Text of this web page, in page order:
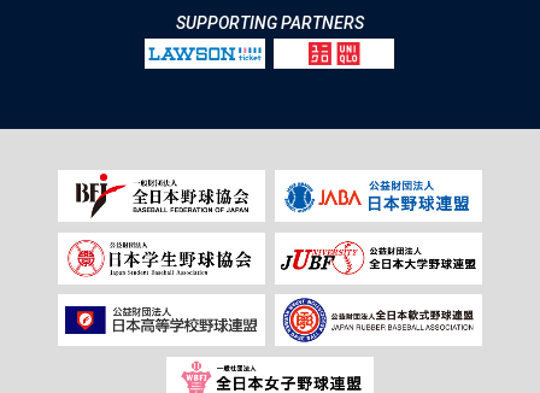
SUPPORTING PARTNERS